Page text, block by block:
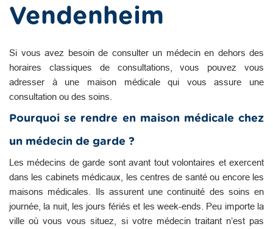
Vendenheim
Si vous avez besoin de consulter un médecin en dehors des
horaires classiques de consultations, vous pouvez vous
adresser à une maison médicale qui vous assure une
consultation ou des soins.
Pourquoi se rendre en maison médicale chez
un médecin de garde ?
Les médecins de garde sont avant tout volontaires et exercent
dans les cabinets médicaux, les centres de santé ou encore les
maisons médicales. Ils assurent une continuité des soins en
journée, la nuit, les jours fériés et les week-ends. Peu importe la
ville où vous vous situez, si votre médecin traitant n’est pas